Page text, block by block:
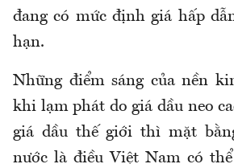
đang có mức định giá hấp
hạn.
Những điểm sáng của nền
khi lạm phát do giá dầu neo
giá dầu thế giới thì mặt
nước là điều Việt Nam có